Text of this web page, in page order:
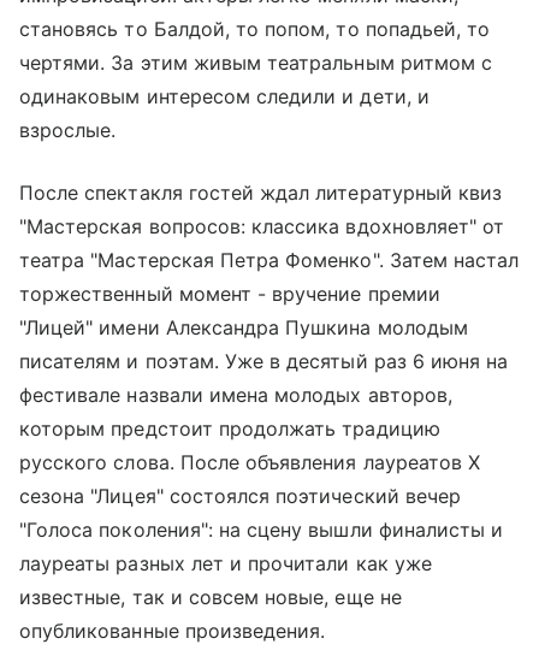
становясь то Балдой, то попом, то попадьей, то
чертями. За этим живым театральным ритмом с
одинаковым интересом следили и дети, и
взрослые.
После спектакля гостей ждал литературный квиз
"Мастерская вопросов: классика вдохновляет" от
театра "Мастерская Петра Фоменко". Затем настал
торжественный момент - вручение премии
"Лицей" имени Александра Пушкина молодым
писателям и поэтам. Уже в десятый раз 6 июня на
фестивале назвали имена молодых авторов,
которым предстоит продолжать традицию
русского слова. После объявления лауреатов Х
сезона "Лицея" состоялся поэтический вечер
"Голоса поколения": на сцену вышли финалисты и
лауреаты разных лет и прочитали как уже
известные, так и совсем новые, еще не
опубликованные произведения.